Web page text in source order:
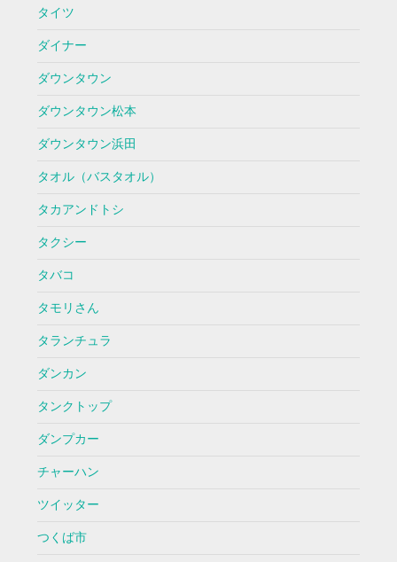
タイツ
ダイナー
ダウンタウン
ダウンタウン松本
ダウンタウン浜田
タオル（バスタオル）
タカアンドトシ
タクシー
タバコ
タモリさん
タランチュラ
ダンカン
タンクトップ
ダンプカー
チャーハン
ツイッター
つくば市